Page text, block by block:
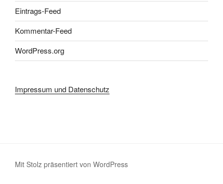
Eintrags-Feed
Kommentar-Feed
WordPress.org
Impressum und Datenschutz
Mit Stolz präsentiert von WordPress